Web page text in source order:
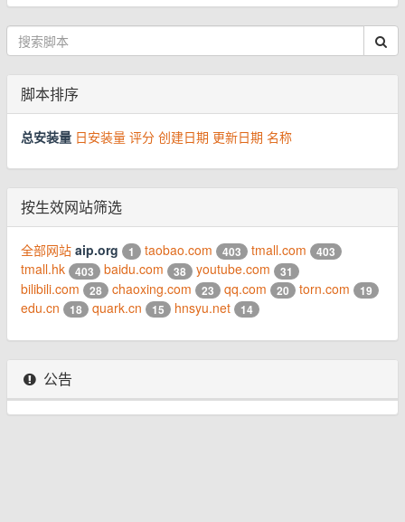
脚本排序
总安装量 日安装量 评分 创建日期 更新日期 名称
按生效网站筛选
全部网站 aip.org 1 taobao.com 403 tmall.com 403
tmall.hk 403 baidu.com 38 youtube.com 31
bilibili.com 28 chaoxing.com 23 qq.com 20 torn.com 19
edu.cn 18 quark.cn 15 hnsyu.net 14
公告